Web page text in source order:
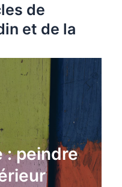
de
et de la
: peindre